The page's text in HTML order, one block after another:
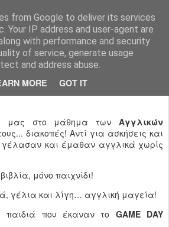
from Google to deliver its services
Your IP address and user-agent are
with performance and security
of service, generate usage
and address abuse.
MORE GOT IT
Ιδιωτικό Δημοτικό Σχολείο "Ι.Μ.ΔΕΛΑΣΑΛ"
DAY ΣΤΑ ΑΓΓΛΙΚΑ!
μας στο μάθημα των Αγγλικών
διακοπές! Αντί για ασκήσεις και
και έμαθαν αγγλικά χωρίς
μόνο παιχνίδι!
γέλια και λίγη… αγγλική μαγεία!
που έκαναν το GAME DAY